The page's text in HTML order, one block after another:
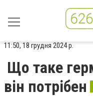
11:50, 18 грудня 2024 р.
Що таке
він потрібен